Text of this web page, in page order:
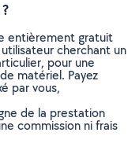
entièrement gratuit
cherchant un
pour une
matériel. Payez
par vous,
de la prestation
commission ni frais